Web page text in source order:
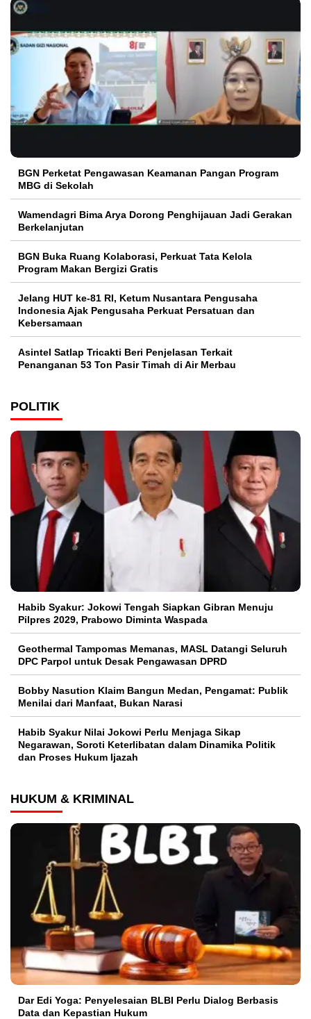
BGN Perketat Pengawasan Keamanan Pangan Program
MBG di Sekolah
Wamendagri Bima Arya Dorong Penghijauan Jadi Gerakan
Berkelanjutan
BGN Buka Ruang Kolaborasi, Perkuat Tata Kelola
Program Makan Bergizi Gratis
Jelang HUT ke-81 RI, Ketum Nusantara Pengusaha
Indonesia Ajak Pengusaha Perkuat Persatuan dan
Kebersamaan
Asintel Satlap Tricakti Beri Penjelasan Terkait
Penanganan 53 Ton Pasir Timah di Air Merbau
POLITIK
Habib Syakur: Jokowi Tengah Siapkan Gibran Menuju
Pilpres 2029, Prabowo Diminta Waspada
Geothermal Tampomas Memanas, MASL Datangi Seluruh
DPC Parpol untuk Desak Pengawasan DPRD
Bobby Nasution Klaim Bangun Medan, Pengamat: Publik
Menilai dari Manfaat, Bukan Narasi
Habib Syakur Nilai Jokowi Perlu Menjaga Sikap
Negarawan, Soroti Keterlibatan dalam Dinamika Politik
dan Proses Hukum Ijazah
HUKUM & KRIMINAL
Dar Edi Yoga: Penyelesaian BLBI Perlu Dialog Berbasis
Data dan Kepastian Hukum